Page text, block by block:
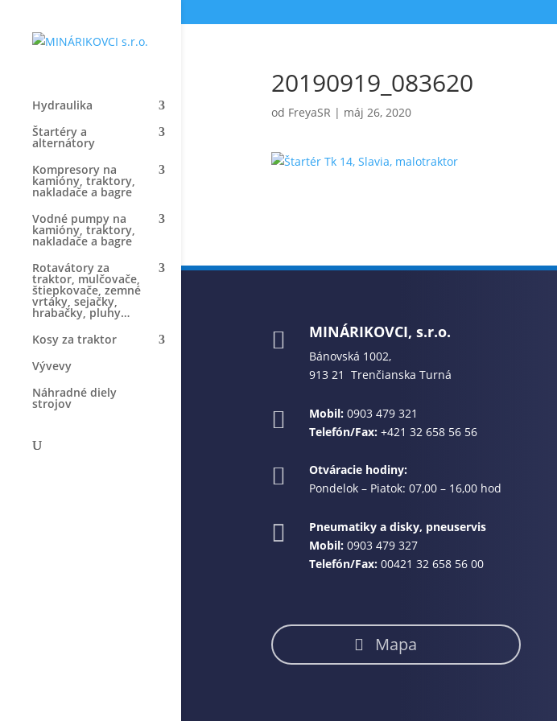
Hydraulika
Štartéry a
alternátory
Kompresory na
kamióny, traktory,
nakladače a bagre
Vodné pumpy na
kamióny, traktory,
nakladače a bagre
Rotavátory za
traktor, mulčovače,
štiepkovače, zemné
vrtáky, sejačky,
hrabačky, pluhy…
Kosy za traktor
Vývevy
Náhradné diely
strojov
20190919_083620
od FreyaSR | máj 26, 2020
 MINÁRIKOVCI, s.r.o.
Bánovská 1002,
913 21 Trenčianska Turná
 Mobil: 0903 479 321
Telefón/Fax: +421 32 658 56 56

Otváracie hodiny:
Pondelok – Piatok: 07,00 – 16,00 hod

Pneumatiky a disky, pneuservis
Mobil: 0903 479 327
Telefón/Fax: 00421 32 658 56 00
Mapa